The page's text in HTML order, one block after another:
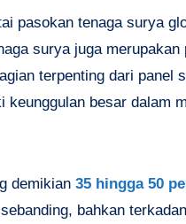
pasokan tenaga surya
surya juga merupakan
terpenting dari panel
keunggulan besar dalam
demikian 35 hingga 50
bahkan